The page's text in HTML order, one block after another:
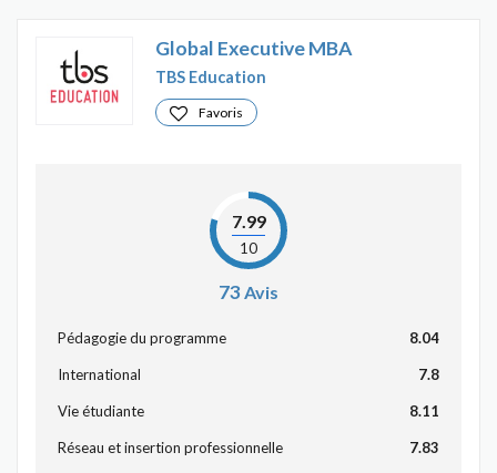
Global Executive MBA
TBS Education
Favoris
7.99
10
73Avis
Pédagogie du programme 8.04
International 7.8
Vie étudiante 8.11
Réseau et insertion professionnelle 7.83